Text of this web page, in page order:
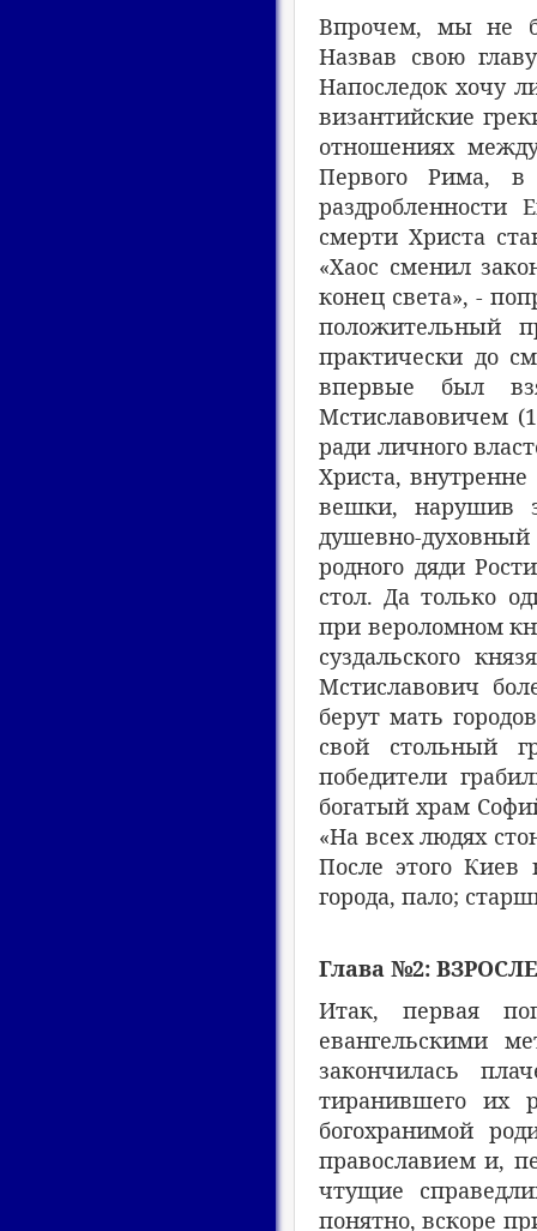
Впрочем, мы не
Назвав свою
Напоследок хочу
византийские
отношениях
Первого Рима, в
раздробленности
смерти Христа
«Хаос сменил
конец света», -
положительный
практически до
впервые был
Мстиславовичем
ради личного
Христа,
вешки, нарушив
душевно-
родного дяди
стол. Да только
при вероломном
суздальского
Мстиславович
берут мать
свой стольный
победители
богатый храм
«На всех людях
После этого Киев
города, пало;
Глава №2:
Итак, первая
евангельскими
закончилась
тиранившего их
богохранимой
православием и,
чтущие
понятно, вскоре